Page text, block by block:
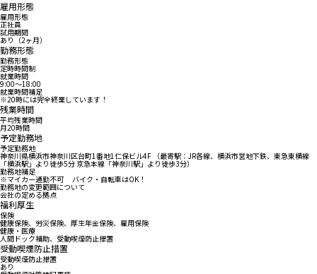
雇用形態
雇用形態
正社員
試用期間
あり（2ヶ月）
勤務形態
勤務形態
定時時間制
就業時間
9:00〜18:00
就業時間補足
※20時には完全終業しています！
残業時間
平均残業時間
月20時間
予定勤務地
予定勤務地
神奈川県横浜市神奈川区台町1番地1仁保ビル4F （最寄駅：JR各線、横浜市営地下鉄、東急東横線
「横浜駅」より徒歩5分 京急本線「神奈川駅」より徒歩3分）
勤務地補足
※マイカー通勤不可 バイク・自転車はOK！
勤務地の変更範囲について
会社の定める拠点
福利厚生
保険
健康保険、労災保険、厚生年金保険、雇用保険
健康・医療
人間ドック補助、受動喫煙防止措置
受動喫煙防止措置
受動喫煙防止措置
あり